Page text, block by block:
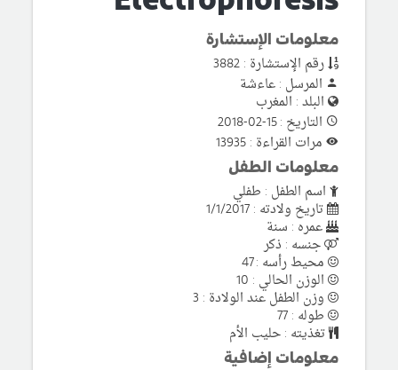
معلومات الإستشارة
رقم الإستشارة : 3882
المرسل : عاءشة
البلد : المغرب
التاريخ : 15-02-2018
مرات القراءة : 13935
معلومات الطفل
اسم الطفل : طفلي
تاريخ ولادته : 1/1/2017
عمره : سنة
جنسه : ذكر
محيط رأسه : 47
الوزن الحالي : 10
وزن الطفل عند الولادة : 3
طوله : 77
تغذيته : حليب الأم
معلومات إضافية